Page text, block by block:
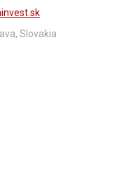
Slovakia